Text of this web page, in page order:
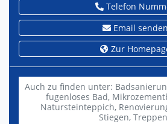
Telefon
Email senden
Zur
Auch zu finden unter:
fugenloses Bad,
Natursteinteppich,
Stiegen,